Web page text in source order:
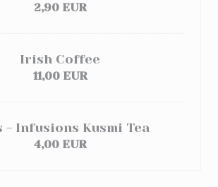
2,90 EUR
Irish Coffee
11,00 EUR
- Infusions Kusmi Tea
4,00 EUR